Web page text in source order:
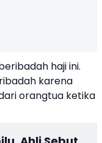
haji ini.
karena
orangtua ketika